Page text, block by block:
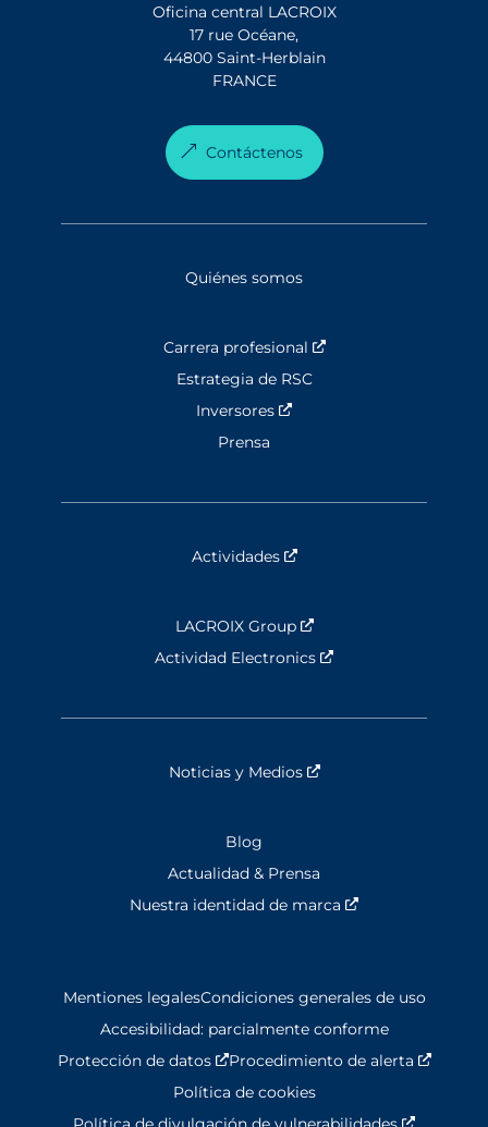
Oficina central LACROIX
17 rue Océane,
44800 Saint-Herblain
FRANCE
Contáctenos
Quiénes somos
Carrera profesional
Nouvelle fenêtre
Estrategia de RSC
Inversores
Prensa
Actividades Nouvelle fenêtre
LACROIX Group
Nouvelle fenêtre
Actividad Electronics
Noticias y Medios Nouvelle fenêtre
Blog
Actualidad & Prensa
Nuestra identidad de marca
Mentiones legalesCondiciones generales de uso
Accesibilidad: parcialmente conforme
Protección de datos
Nouvelle fenêtre
Procedimiento de alerta
Política de cookies